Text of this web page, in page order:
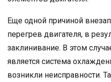
Еще одной причиной
перегрев двигателя, в
заклинивание. В этом
является система
возникли неисправности.